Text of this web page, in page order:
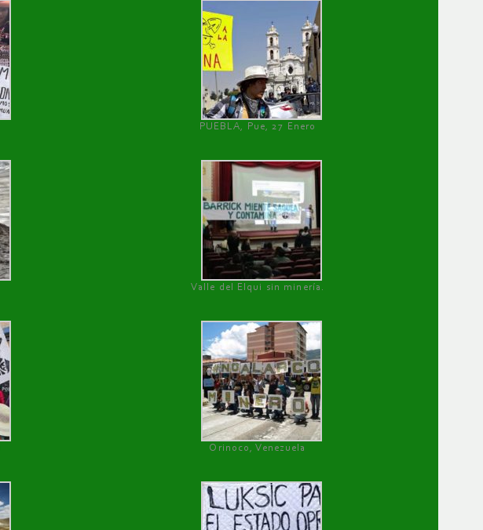
PUEBLA, Pue, 27 Enero
Valle del Elqui sin minería.
Orinoco, Venezuela